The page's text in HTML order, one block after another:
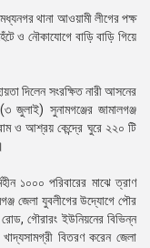
থানা আওয়ামী লীগের পক্ষ
ও নৌকাযোগে বাড়ি বাড়ি গিয়ে
দিলেন সংরক্ষিত নারী আসনের
জুলাই) সুনামগঞ্জের জামালগঞ্জ
ও আশ্রয় কেন্দ্রে ঘুরে ২২০ টি
১০০০ পরিবারের মাঝে ত্রাণ
জেলা যুবলীগের উদ্যোগে পৌর
গৌরারং ইউনিয়নের বিভিন্ন
বিতরণ করেন জেলা